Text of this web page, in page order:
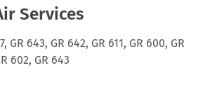
Services
GR 643, GR 642, GR 611, GR 600, GR
602, GR 643